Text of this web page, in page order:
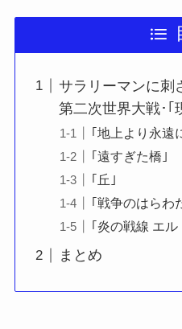
サラリーマンに刺
第二次世界大戦･｢
｢地上より永遠
｢遠すぎた橋｣
｢丘｣
｢戦争のはらわ
｢炎の戦線 エ
まとめ